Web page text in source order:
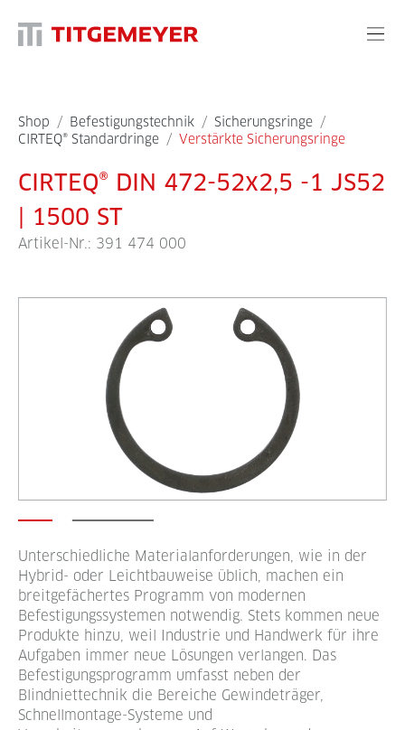
Shop / Befestigungstechnik / Sicherungsringe /
CIRTEQ® Standardringe / Verstärkte Sicherungsringe
CIRTEQ® DIN 472-52x2,5 -1 JS52
| 1500 ST
Artikel-Nr.: 391 474 000
Unterschiedliche Materialanforderungen, wie in der
Hybrid- oder Leichtbauweise üblich, machen ein
breitgefächertes Programm von modernen
Befestigungssystemen notwendig. Stets kommen neue
Produkte hinzu, weil Industrie und Handwerk für ihre
Aufgaben immer neue Lösungen verlangen. Das
Befestigungsprogramm umfasst neben der
Blindniettechnik die Bereiche Gewindeträger,
Schnellmontage-Systeme und